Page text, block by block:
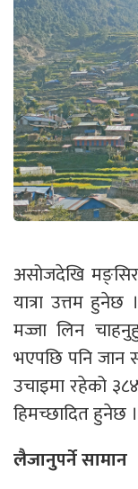
असोजदेखि
यात्रा उत्तम
मज्जा लिन
भएपछि पनि जान
उचाइमा रहेको
हिमच्छादित हुनेछ ।
लैजानुपर्ने सामान